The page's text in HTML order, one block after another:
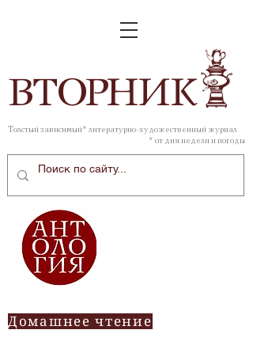
ВТОРНИК
Толстый зависимый* литературно-художественный журнал
* от дня недели и погоды
Домашнее чтение